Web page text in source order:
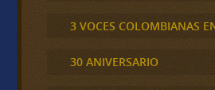
3 VOCES COLOMBIANAS
30 ANIVERSARIO